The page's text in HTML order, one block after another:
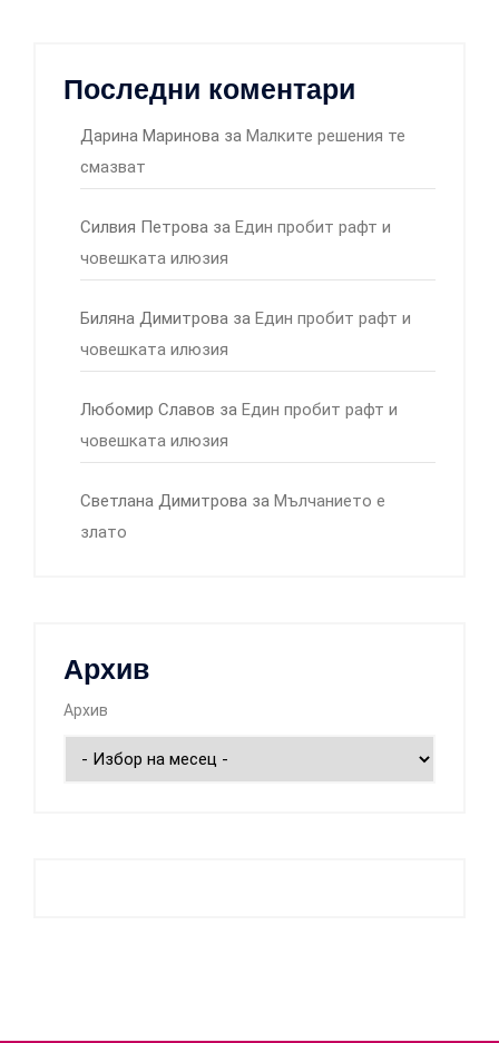
Последни коментари
Дарина Маринова за Малките решения те
смазват
Силвия Петрова за Един пробит рафт и
човешката илюзия
Биляна Димитрова за Един пробит рафт и
човешката илюзия
Любомир Славов за Един пробит рафт и
човешката илюзия
Светлана Димитрова за Мълчанието е
злато
Архив
Архив